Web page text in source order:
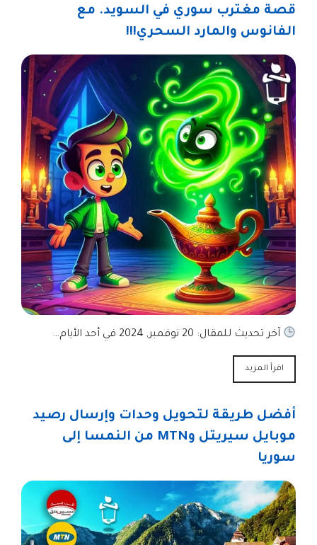
قصة مغترب سوري في السويد. مع
الفانوس والمارد السحري!!!
آخر تحديث للمقال: 20 نوفمبر, 2024 في أحد الأيام…
اقرأ المزيد
أفضل طريقة لتحويل وحدات وإرسال رصيد
موبايل سيريتل وMTN من النمسا إلى
سوريا